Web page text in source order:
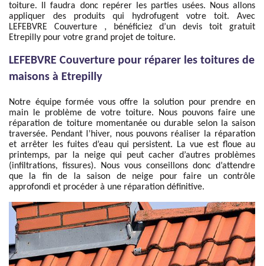
toiture. Il faudra donc repérer les parties usées. Nous allons
appliquer des produits qui hydrofugent votre toit. Avec
LEFEBVRE Couverture , bénéficiez d’un devis toit gratuit
Etrepilly pour votre grand projet de toiture.
LEFEBVRE Couverture pour réparer les toitures de
maisons à Etrepilly
Notre équipe formée vous offre la solution pour prendre en
main le problème de votre toiture. Nous pouvons faire une
réparation de toiture momentanée ou durable selon la saison
traversée. Pendant l’hiver, nous pouvons réaliser la réparation
et arrêter les fuites d’eau qui persistent. La vue est floue au
printemps, par la neige qui peut cacher d’autres problèmes
(infiltrations, fissures). Nous vous conseillons donc d’attendre
que la fin de la saison de neige pour faire un contrôle
approfondi et procéder à une réparation définitive.